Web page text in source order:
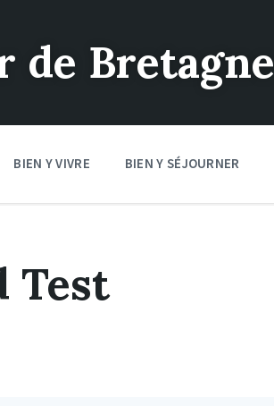
de Bretagne
BIEN Y VIVRE BIEN Y SÉJOURNER
Test